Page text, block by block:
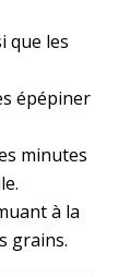
que les
épépiner
minutes
à la
grains.